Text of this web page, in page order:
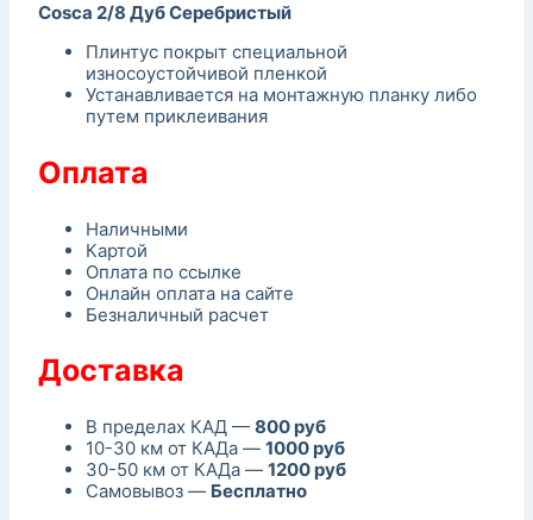
Cosca 2/8 Дуб Серебристый
Плинтус покрыт специальной
износоустойчивой пленкой
Устанавливается на монтажную планку либо
путем приклеивания
Оплата
Наличными
Картой
Оплата по ссылке
Онлайн оплата на сайте
Безналичный расчет
Доставка
В пределах КАД — 800 руб
10-30 км от КАДа — 1000 руб
30-50 км от КАДа — 1200 руб
Самовывоз — Бесплатно